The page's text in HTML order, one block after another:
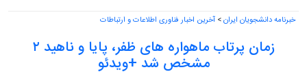
خبرنامه دانشجویان ایران> آخرین اخبار فناوری اطلاعات و ارتباطات
زمان پرتاب ماهواره های ظفر، پایا و ناهید ۲
مشخص شد +ویدئو